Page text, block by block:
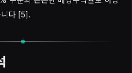
니다 [5].